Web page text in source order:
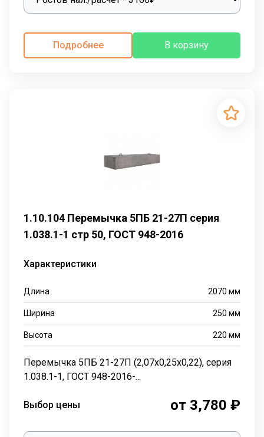
Подробнее В корзину
1.10.104 Перемычка 5ПБ 21-27П серия
1.038.1-1 стр 50, ГОСТ 948-2016
Характеристики
Длина 2070 мм
Ширина 250 мм
Высота 220 мм
Перемычка 5ПБ 21-27П (2,07х0,25х0,22), серия
1.038.1-1, ГОСТ 948-2016-...
Выбор цены от 3,780 ₽